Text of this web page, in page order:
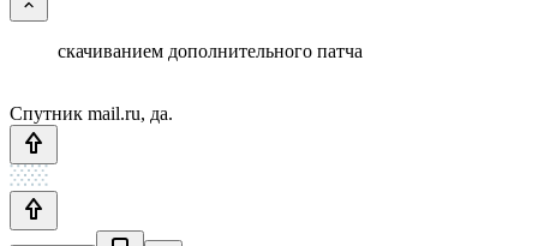
скачиванием дополнительного патча
Спутник mail.ru, да.